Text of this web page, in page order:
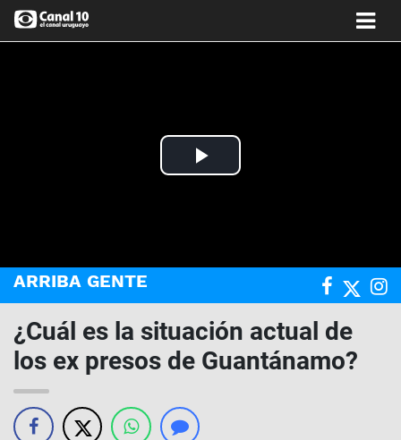
Play
ARRIBA GENTE
¿Cuál es la situación actual de
los ex presos de Guantánamo?